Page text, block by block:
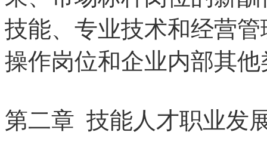
技能、专业技术和经营
操作岗位和企业内部其
第二章 技能人才职业发